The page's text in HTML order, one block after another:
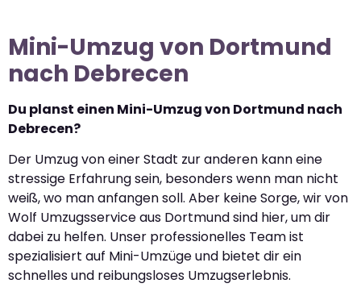
Mini-Umzug von Dortmund
nach Debrecen
Du planst einen Mini-Umzug von Dortmund nach
Debrecen?
Der Umzug von einer Stadt zur anderen kann eine
stressige Erfahrung sein, besonders wenn man nicht
weiß, wo man anfangen soll. Aber keine Sorge, wir von
Wolf Umzugsservice aus Dortmund sind hier, um dir
dabei zu helfen. Unser professionelles Team ist
spezialisiert auf Mini-Umzüge und bietet dir ein
schnelles und reibungsloses Umzugserlebnis.